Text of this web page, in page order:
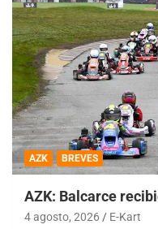
AZK BREVES
AZK: Balcarce
4 agosto, 2026 E-Kart